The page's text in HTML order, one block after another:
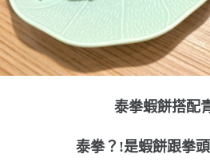
泰拳蝦餅搭配
泰拳？!是蝦餅跟拳